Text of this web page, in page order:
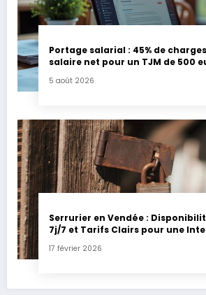
Portage salarial : 45% de
salaire net pour un TJM de 500
5 août 2026
Serrurier en Vendée :
7j/7 et Tarifs Clairs pour une
17 février 2026